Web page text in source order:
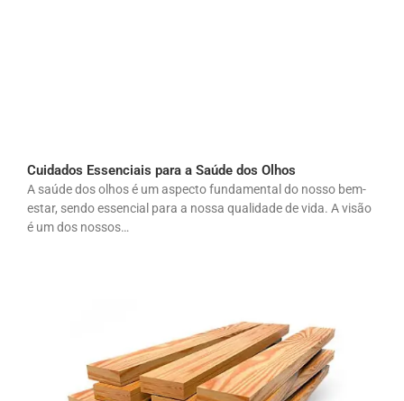
Cuidados Essenciais para a Saúde dos Olhos
A saúde dos olhos é um aspecto fundamental do nosso bem-
estar, sendo essencial para a nossa qualidade de vida. A visão
é um dos nossos…